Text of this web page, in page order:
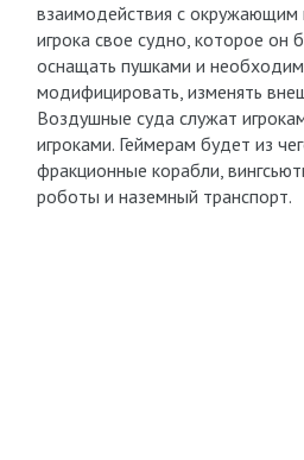
взаимодействия с
игрока свое судно, которое он
оснащать пушками и
модифицировать, изменять
Воздушные суда служат
игроками. Геймерам будет из
фракционные корабли,
роботы и наземный транспорт.